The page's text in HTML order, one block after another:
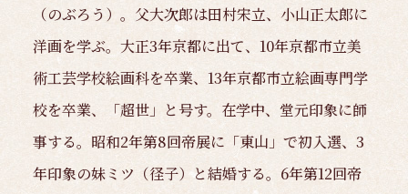
（のぶろう）。父大次郎は田村宋立、小山正太郎に
洋画を学ぶ。大正3年京都に出て、10年京都市立美
術工芸学校絵画科を卒業、13年京都市立絵画専門学
校を卒業、「超世」と号す。在学中、堂元印象に師
事する。昭和2年第8回帝展に「東山」で初入選、3
年印象の妹ミツ（径子）と結婚する。6年第12回帝